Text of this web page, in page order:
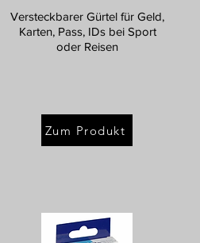
Versteckbarer Gürtel für Geld,
Karten, Pass, IDs bei Sport
oder Reisen
Zum Produkt